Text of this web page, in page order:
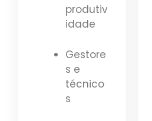
produtiv
idade
Gestore
s e
técnico
s